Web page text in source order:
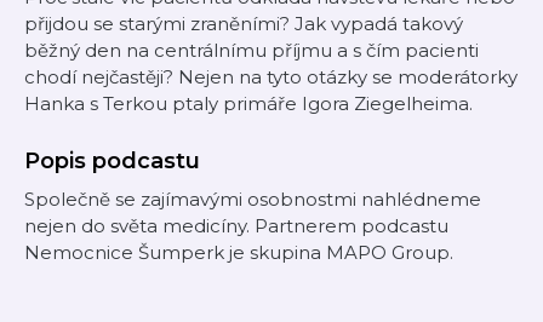
přijdou se starými zraněními? Jak vypadá takový
běžný den na centrálnímu příjmu a s čím pacienti
chodí nejčastěji? Nejen na tyto otázky se moderátorky
Hanka s Terkou ptaly primáře Igora Ziegelheima.
Popis podcastu
Společně se zajímavými osobnostmi nahlédneme
nejen do světa medicíny. Partnerem podcastu
Nemocnice Šumperk je skupina MAPO Group.